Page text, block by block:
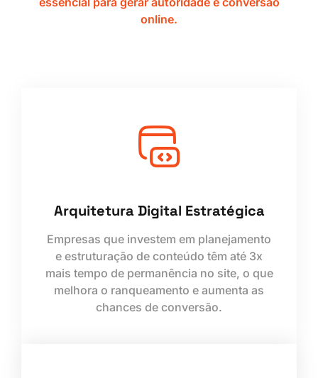
online.
Arquitetura Digital Estratégica
Empresas que investem em planejamento
e estruturação de conteúdo têm até 3x
mais tempo de permanência no site, o que
melhora o ranqueamento e aumenta as
chances de conversão.